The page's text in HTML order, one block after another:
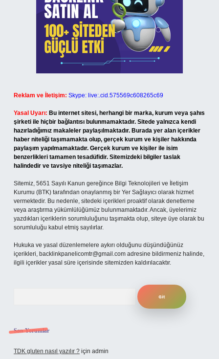
Reklam ve İletişim: Skype: live:.cid.575569c608265c69
Yasal Uyarı: Bu internet sitesi, herhangi bir marka, kurum veya şahıs
şirketi ile hiçbir bağlantısı bulunmamaktadır. Sitede yalnızca kendi
hazırladığımız makaleler paylaşılmaktadır. Burada yer alan içerikler
haber niteliği taşımamakta olup, gerçek kurum ve kişiler hakkında
paylaşım yapılmamaktadır. Gerçek kurum ve kişiler ile isim
benzerlikleri tamamen tesadüfidir. Sitemizdeki bilgiler taslak
halindedir ve tavsiye niteliği taşımazlar.
Sitemiz, 5651 Sayılı Kanun gereğince Bilgi Teknolojileri ve İletişim
Kurumu (BTK) tarafından onaylanmış bir Yer Sağlayıcı olarak hizmet
vermektedir. Bu nedenle, sitedeki içerikleri proaktif olarak denetleme
veya araştırma yükümlülüğümüz bulunmamaktadır. Ancak, üyelerimiz
yazdıkları içeriklerin sorumluluğunu taşımakta olup, siteye üye olarak bu
sorumluluğu kabul etmiş sayılırlar.
Hukuka ve yasal düzenlemelere aykırı olduğunu düşündüğünüz
içerikleri, backlinkpanelicomtr@gmail.com adresine bildirmeniz halinde,
ilgili içerikler yasal süre içerisinde sitemizden kaldırılacaktır.
Son Yorumlar
TDK gluten nasıl yazılır ? için admin